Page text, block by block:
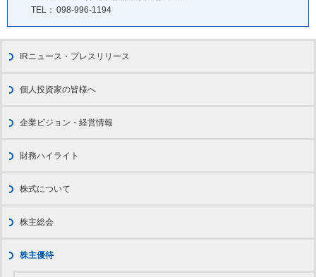
098-996-1194
IRニュース・プレスリリース
個人投資家の皆様へ
企業ビジョン・経営情報
財務ハイライト
株式について
株主総会
株主優待